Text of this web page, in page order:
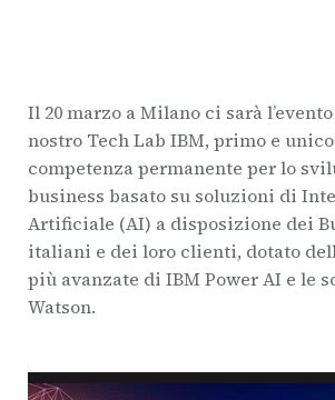
Il 20 marzo a Milano ci sarà
nostro Tech Lab IBM, primo e
competenza permanente per lo
business basato su soluzioni di
Artificiale (AI) a disposizione dei
italiani e dei loro clienti, dotato
più avanzate di IBM Power AI e le
Watson.